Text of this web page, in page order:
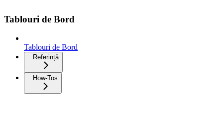
Tablouri de Bord
Tablouri de Bord
Referință
How-Tos